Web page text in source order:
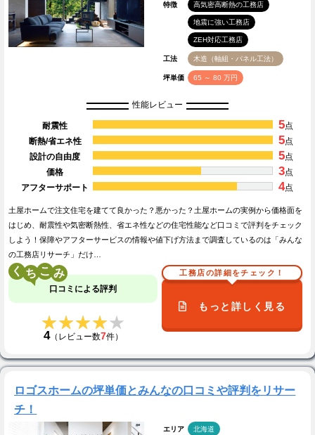
特徴 高気密高断熱の工務店
地震に強い工務店
ZEH対応工務店
工法 木造（軸組・パネル工法）
坪単価 65 ～ 80 万円
性能レビュー
耐震性 5点
断熱/省エネ性
5点
設計の自由度
5点
価格
3点
アフターサポート
4点
土屋ホームで注文住宅を建てて良かった？悪かった？土屋ホームの実例から価格面を
はじめ、耐震性や気密断熱性、省エネ性などの住宅性能など口コミで評判をチェック
しよう！保障やアフターサービスの情報や値下げ方法まで調査しているのは「みんな
の工務店リサーチ」だけ…
く こ
口コミによる評判
★★★★★
★★★★★
4（レビュー数7件）
工務店の詳細をチェック！
もっと詳しく見る
ロゴスホームの坪単価とみんなの口コミや評判をリサー
チ！
エリア 北海道